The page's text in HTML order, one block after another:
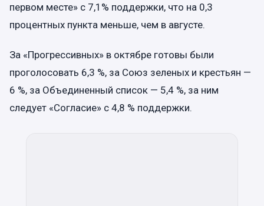
первом месте» с 7,1% поддержки, что на 0,3
процентных пункта меньше, чем в августе.
За «Прогрессивных» в октябре готовы были
проголосовать 6,3 %, за Союз зеленых и крестьян —
6 %, за Объединенный список — 5,4 %, за ним
следует «Согласие» с 4,8 % поддержки.